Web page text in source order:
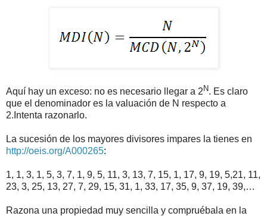
Aquí hay un exceso: no es necesario llegar a 2N. Es claro
que el denominador es la valuación de N respecto a
2.Intenta razonarlo.
La sucesión de los mayores divisores impares la tienes en
http://oeis.org/A000265:
1, 1, 3, 1, 5, 3, 7, 1, 9, 5, 11, 3, 13, 7, 15, 1, 17, 9, 19, 5,21, 11,
23, 3, 25, 13, 27, 7, 29, 15, 31, 1, 33, 17, 35, 9, 37, 19, 39,…
Razona una propiedad muy sencilla y compruébala en la